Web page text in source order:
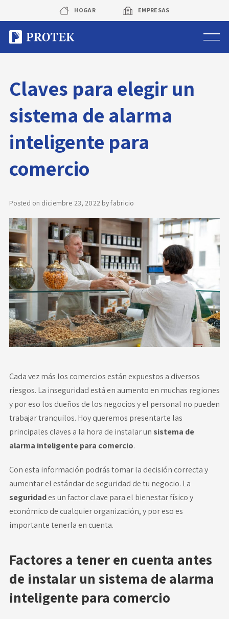
content
HOGAR EMPRESAS
Sistema de cámaras
Rastreo vehicular GPS
Protek Personas
Corredora de seguros
Sobre Protek
Trabaja con nosotros
Novedades
Faq
Contacto
Área de clientes
Claves para elegir un
sistema de alarma
inteligente para
comercio
Posted on diciembre 23, 2022byfabricio
Cada vez más los comercios están expuestos a diversos
riesgos. La inseguridad está en aumento en muchas regiones
y por eso los dueños de los negocios y el personal no pueden
trabajar tranquilos. Hoy queremos presentarte las
principales claves a la hora de instalar un sistema de
alarma inteligente para comercio.
Con esta información podrás tomar la decisión correcta y
aumentar el estándar de seguridad de tu negocio. La
seguridades un factor clave para el bienestar físico y
económico de cualquier organización, y por eso es
importante tenerla en cuenta.
Factores a tener en cuenta antes
de instalar un sistema de alarma
inteligente para comercio